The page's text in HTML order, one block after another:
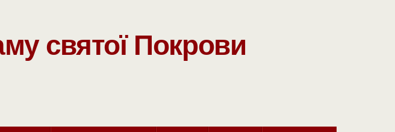
святої Покрови